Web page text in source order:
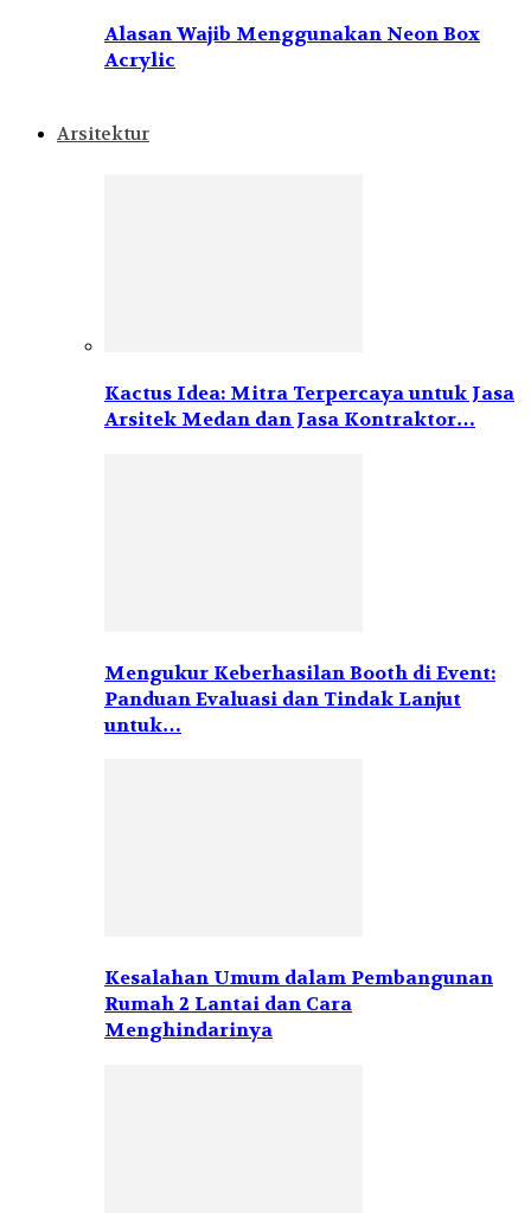
Alasan Wajib Menggunakan Neon Box
Acrylic
Arsitektur
Kactus Idea: Mitra Terpercaya untuk Jasa
Arsitek Medan dan Jasa Kontraktor…
Mengukur Keberhasilan Booth di Event:
Panduan Evaluasi dan Tindak Lanjut
untuk…
Kesalahan Umum dalam Pembangunan
Rumah 2 Lantai dan Cara
Menghindarinya